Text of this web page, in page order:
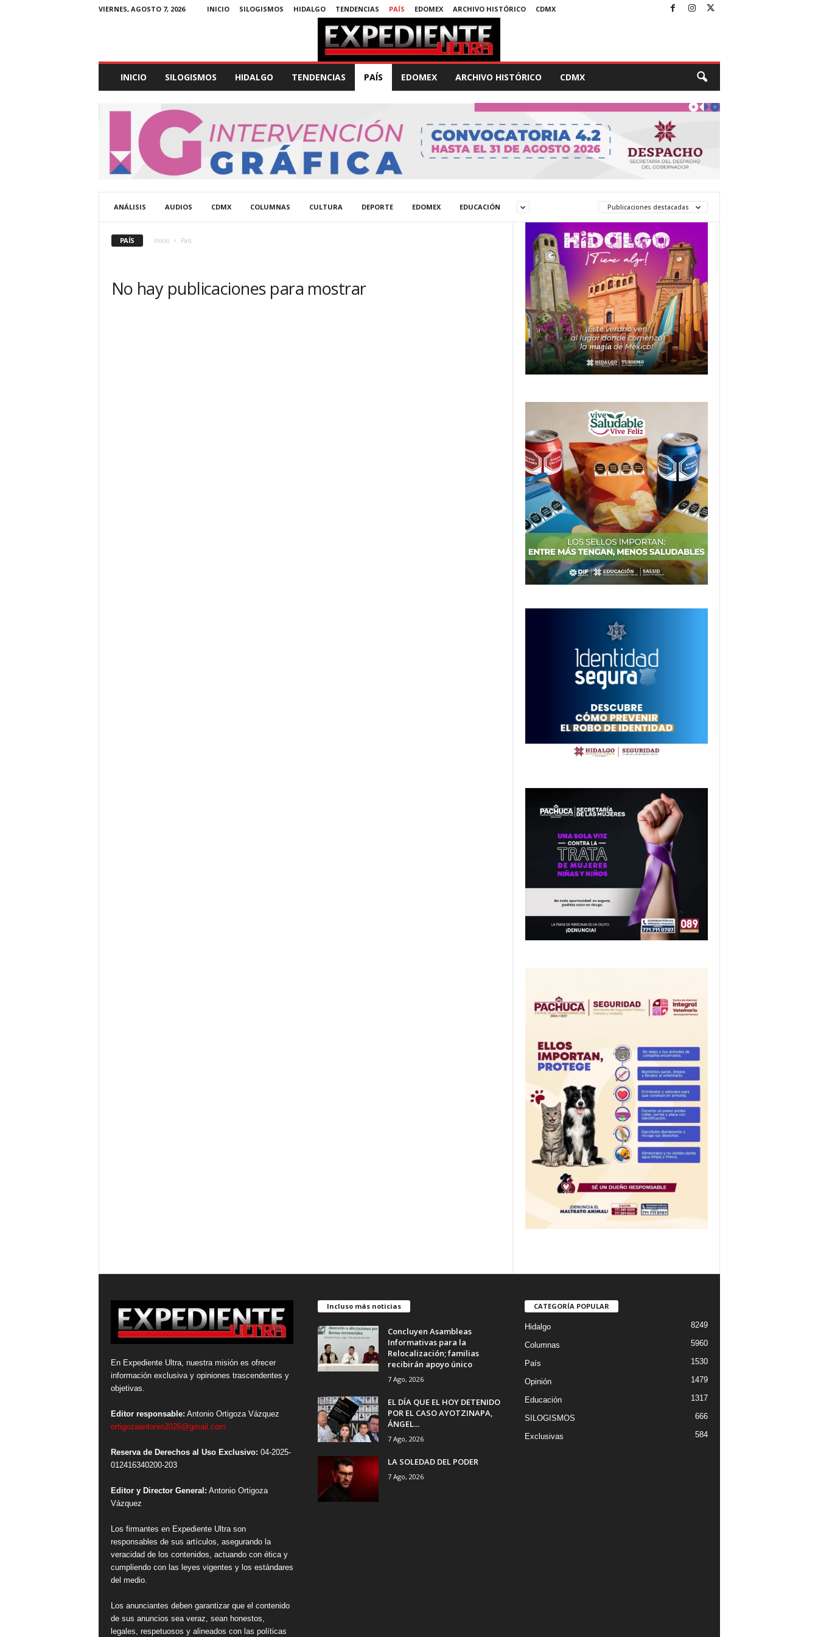
VIERNES, AGOSTO 7, 2026 INICIO SILOGISMOS HIDALGO TENDENCIAS PAÍS EDOMEX ARCHIVO HISTÓRICO CDMX
p
e
U
t
INICIO SILOGISMOS HIDALGO TENDENCIAS PAÍS EDOMEX ARCHIVO HISTÓRICO CDMX
ANÁLISIS AUDIOS CDMX COLUMNAS CULTURA DEPORTE EDOMEX EDUCACIÓN Publicaciones destacadas
PAÍS Inicio País
No hay publicaciones para mostrar
En Expediente Ultra, nuestra misión es ofrecer
información exclusiva y opiniones trascendentes y
objetivas.
Editor responsable: Antonio Ortigoza Vázquez
ortigozaantonio2026@gmail.com
Reserva de Derechos al Uso Exclusivo: 04-2025-
012416340200-203
Editor y Director General: Antonio Ortigoza
Vázquez
Los firmantes en Expediente Ultra son
responsables de sus artículos, asegurando la
veracidad de los contenidos, actuando con ética y
cumpliendo con las leyes vigentes y los estándares
del medio.
Los anunciantes deben garantizar que el contenido
de sus anuncios sea veraz, sean honestos,
legales, respetuosos y alineados con las políticas
Incluso más noticias
Concluyen Asambleas
Informativas para la
Relocalización; familias
recibirán apoyo único
7 Ago, 2026
EL DÍA QUE EL HOY DETENIDO
POR EL CASO AYOTZINAPA,
ÁNGEL...
7 Ago, 2026
LA SOLEDAD DEL PODER
7 Ago, 2026
CATEGORÍA POPULAR
Hidalgo 8249
Columnas 5960
País 1530
Opinión 1479
Educación 1317
SILOGISMOS 666
Exclusivas 584